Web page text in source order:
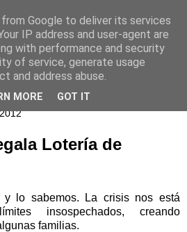
Lotería de
lo sabemos. La crisis nos está
insospechados, creando
familias.
Google to deliver its services
IP address and user-agent are
with performance and security
of service, generate usage
and address abuse.
MORE GOT IT